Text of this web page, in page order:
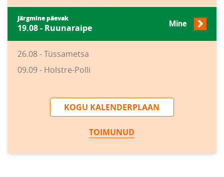
Järgmine päevak
19.08 - Ruunaraipe Mine
26.08 - Tüssametsa
09.09 - Holstre-Polli
KOGU KALENDERPLAAN
TOIMUNUD